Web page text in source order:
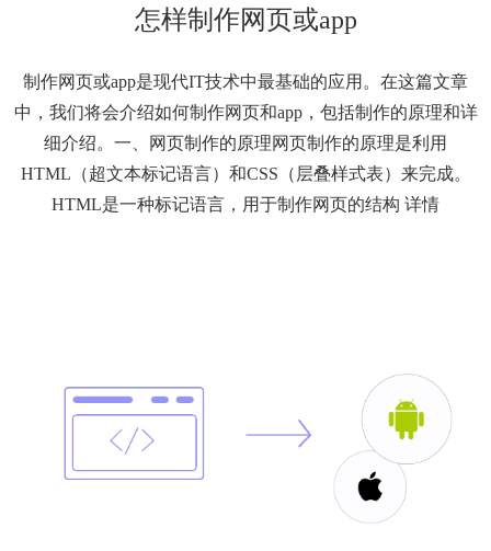
怎样制作网页或app
制作网页或app是现代IT技术中最基础的应用。在这篇文章
中，我们将会介绍如何制作网页和app，包括制作的原理和详
细介绍。一、网页制作的原理网页制作的原理是利用
HTML（超文本标记语言）和CSS（层叠样式表）来完成。
HTML是一种标记语言，用于制作网页的结构 详情